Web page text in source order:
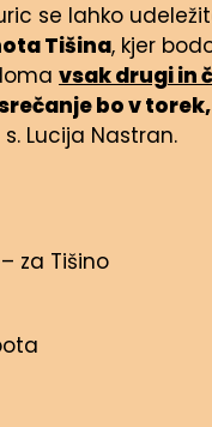
se lahko
Tišina, kjer
vsak drugi in
bo v torek,
Lucija Nastran.
za Tišino